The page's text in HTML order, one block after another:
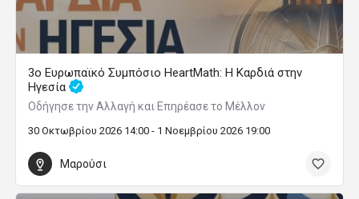
3ο Ευρωπαϊκό Συμπόσιο HeartMath: Η Καρδιά στην
Ηγεσία
Οδήγησε την Αλλαγή και Επηρέασε το Μέλλον
30 Οκτωβρίου 2026 14:00 - 1 Νοεμβρίου 2026 19:00
Μαρούσι